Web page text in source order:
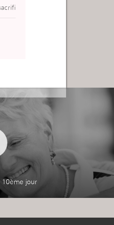
10ème jour